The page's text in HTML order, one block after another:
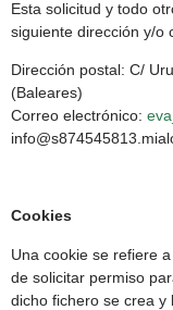
Esta solicitud y todo
siguiente dirección y/o
Dirección postal: C/
(Baleares)
Correo electrónico:
Cookies
Una cookie se refiere
de solicitar permiso
dicho fichero se crea y